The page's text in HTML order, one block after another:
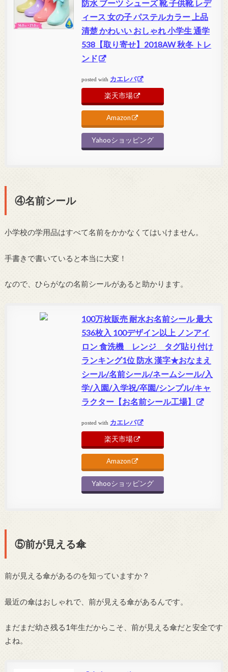
防水 ブーツ シューズ 靴 子供靴 レデ
ィース 女の子 パステルカラー 上品
清楚 かわいい おしゃれ 小学生 通学
538【取り寄せ】2018AW 秋冬 トレ
ンド
posted with カエレバ
楽天市場
Amazon
Yahooショッピング
④名前シール
小学校の学用品はすべて名前をかかなくてはいけません。
手書きで書いていると本当に大変！
なので、ひらがなの名前シールがあると助かります。
100万枚販売 耐水お名前シール 最大
536枚入 100デザイン以上 ノンアイ
ロン 食洗機 レンジ タグ貼り付け
ランキング1位 防水 漢字★おなまえ
シール/名前シール/ネームシール/入
学/入園/入学祝/卒園/シンプル/キャ
ラクター【お名前シール工場】
posted with カエレバ
楽天市場
Amazon
Yahooショッピング
⑤前が見える傘
前が見える傘があるのを知っていますか？
最近の傘はおしゃれで、前が見える傘があるんです。
まだまだ幼さ残る1年生だからこそ、前が見える傘だと安全です
よね。